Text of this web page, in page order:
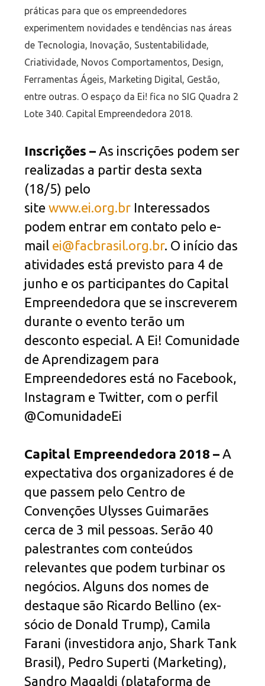
práticas para que os empreendedores
experimentem novidades e tendências nas áreas
de Tecnologia, Inovação, Sustentabilidade,
Criatividade, Novos Comportamentos, Design,
Ferramentas Ágeis, Marketing Digital, Gestão,
entre outras. O espaço da Ei! fica no SIG Quadra 2
Lote 340. Capital Empreendedora 2018.
Inscrições –As inscrições podem ser
realizadas a partir desta sexta
(18/5) pelo
site www.ei.org.brInteressados
podem entrar em contato pelo e-
mail ei@facbrasil.org.br. O início das
atividades está previsto para 4 de
junho e os participantes do Capital
Empreendedora que se inscreverem
durante o evento terão um
desconto especial. A Ei! Comunidade
de Aprendizagem para
Empreendedores está no Facebook,
Instagram e Twitter, com o perfil
@ComunidadeEi
Capital Empreendedora 2018 – A
expectativa dos organizadores é de
que passem pelo Centro de
Convenções Ulysses Guimarães
cerca de 3 mil pessoas. Serão 40
palestrantes com conteúdos
relevantes que podem turbinar os
negócios. Alguns dos nomes de
destaque são Ricardo Bellino (ex-
sócio de Donald Trump), Camila
Farani (investidora anjo, Shark Tank
Brasil), Pedro Superti (Marketing),
Sandro Magaldi (plataforma de